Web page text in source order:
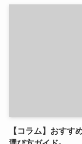
【コラム】おすす